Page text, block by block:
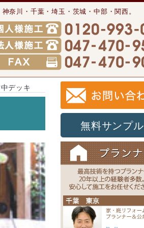
奈川・千葉・埼玉・茨城・中部・関西。
デッキ
無料サンプル